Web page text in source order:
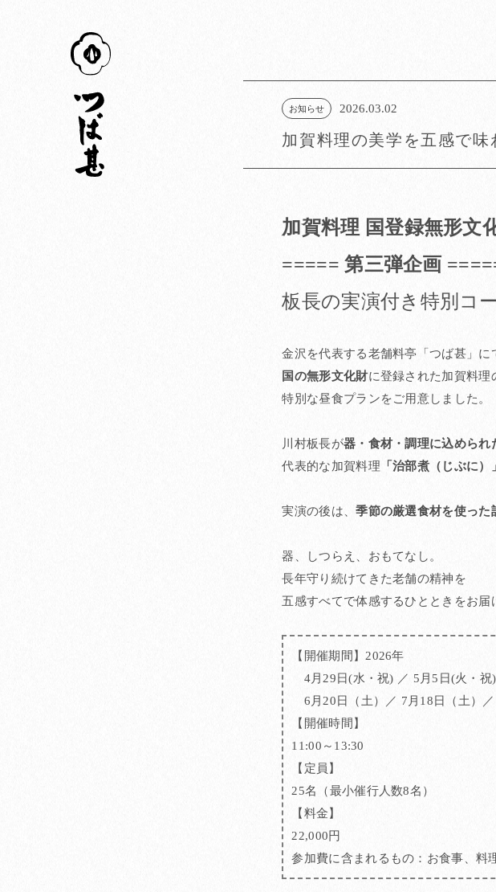
つば甚
お知らせ 2026.03.02
加賀料理の美学を五感で
加賀料理 国登録無形文
===== 第三弾企画
板長の実演付き特別コ
金沢を代表する老舗料亭「つば甚」に
国の無形文化財に登録された加賀料理
特別な昼食プランをご用意しました。
川村板長が器・食材・調理に込められ
代表的な加賀料理 「治部煮（じぶに）」
実演の後は、季節の厳選食材を使った
器、しつらえ、おもてなし。
長年守り続けてきた老舗の精神を
五感すべてで体感するひとときをお届
【開催期間】2026年
4月29日(水・祝) ／ 5月5日(火・祝)
6月20日（土）／ 7月18日（土）／
【開催時間】
11:00～13:30
【定員】
25名（最小催行人数8名）
【料金】
22,000円
参加費に含まれるもの：お食事、